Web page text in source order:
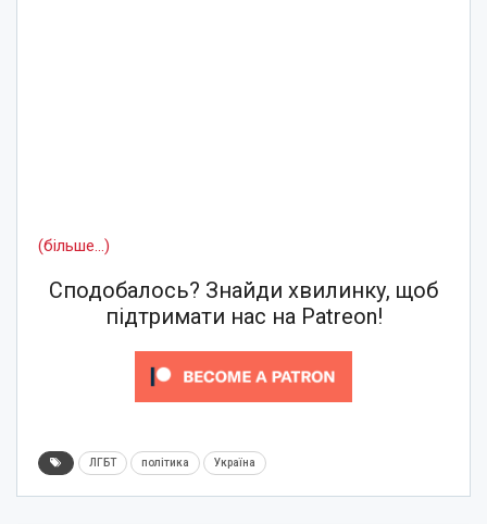
(більше…)
Сподобалось? Знайди хвилинку, щоб
підтримати нас на Patreon!
ЛГБТ політика Україна